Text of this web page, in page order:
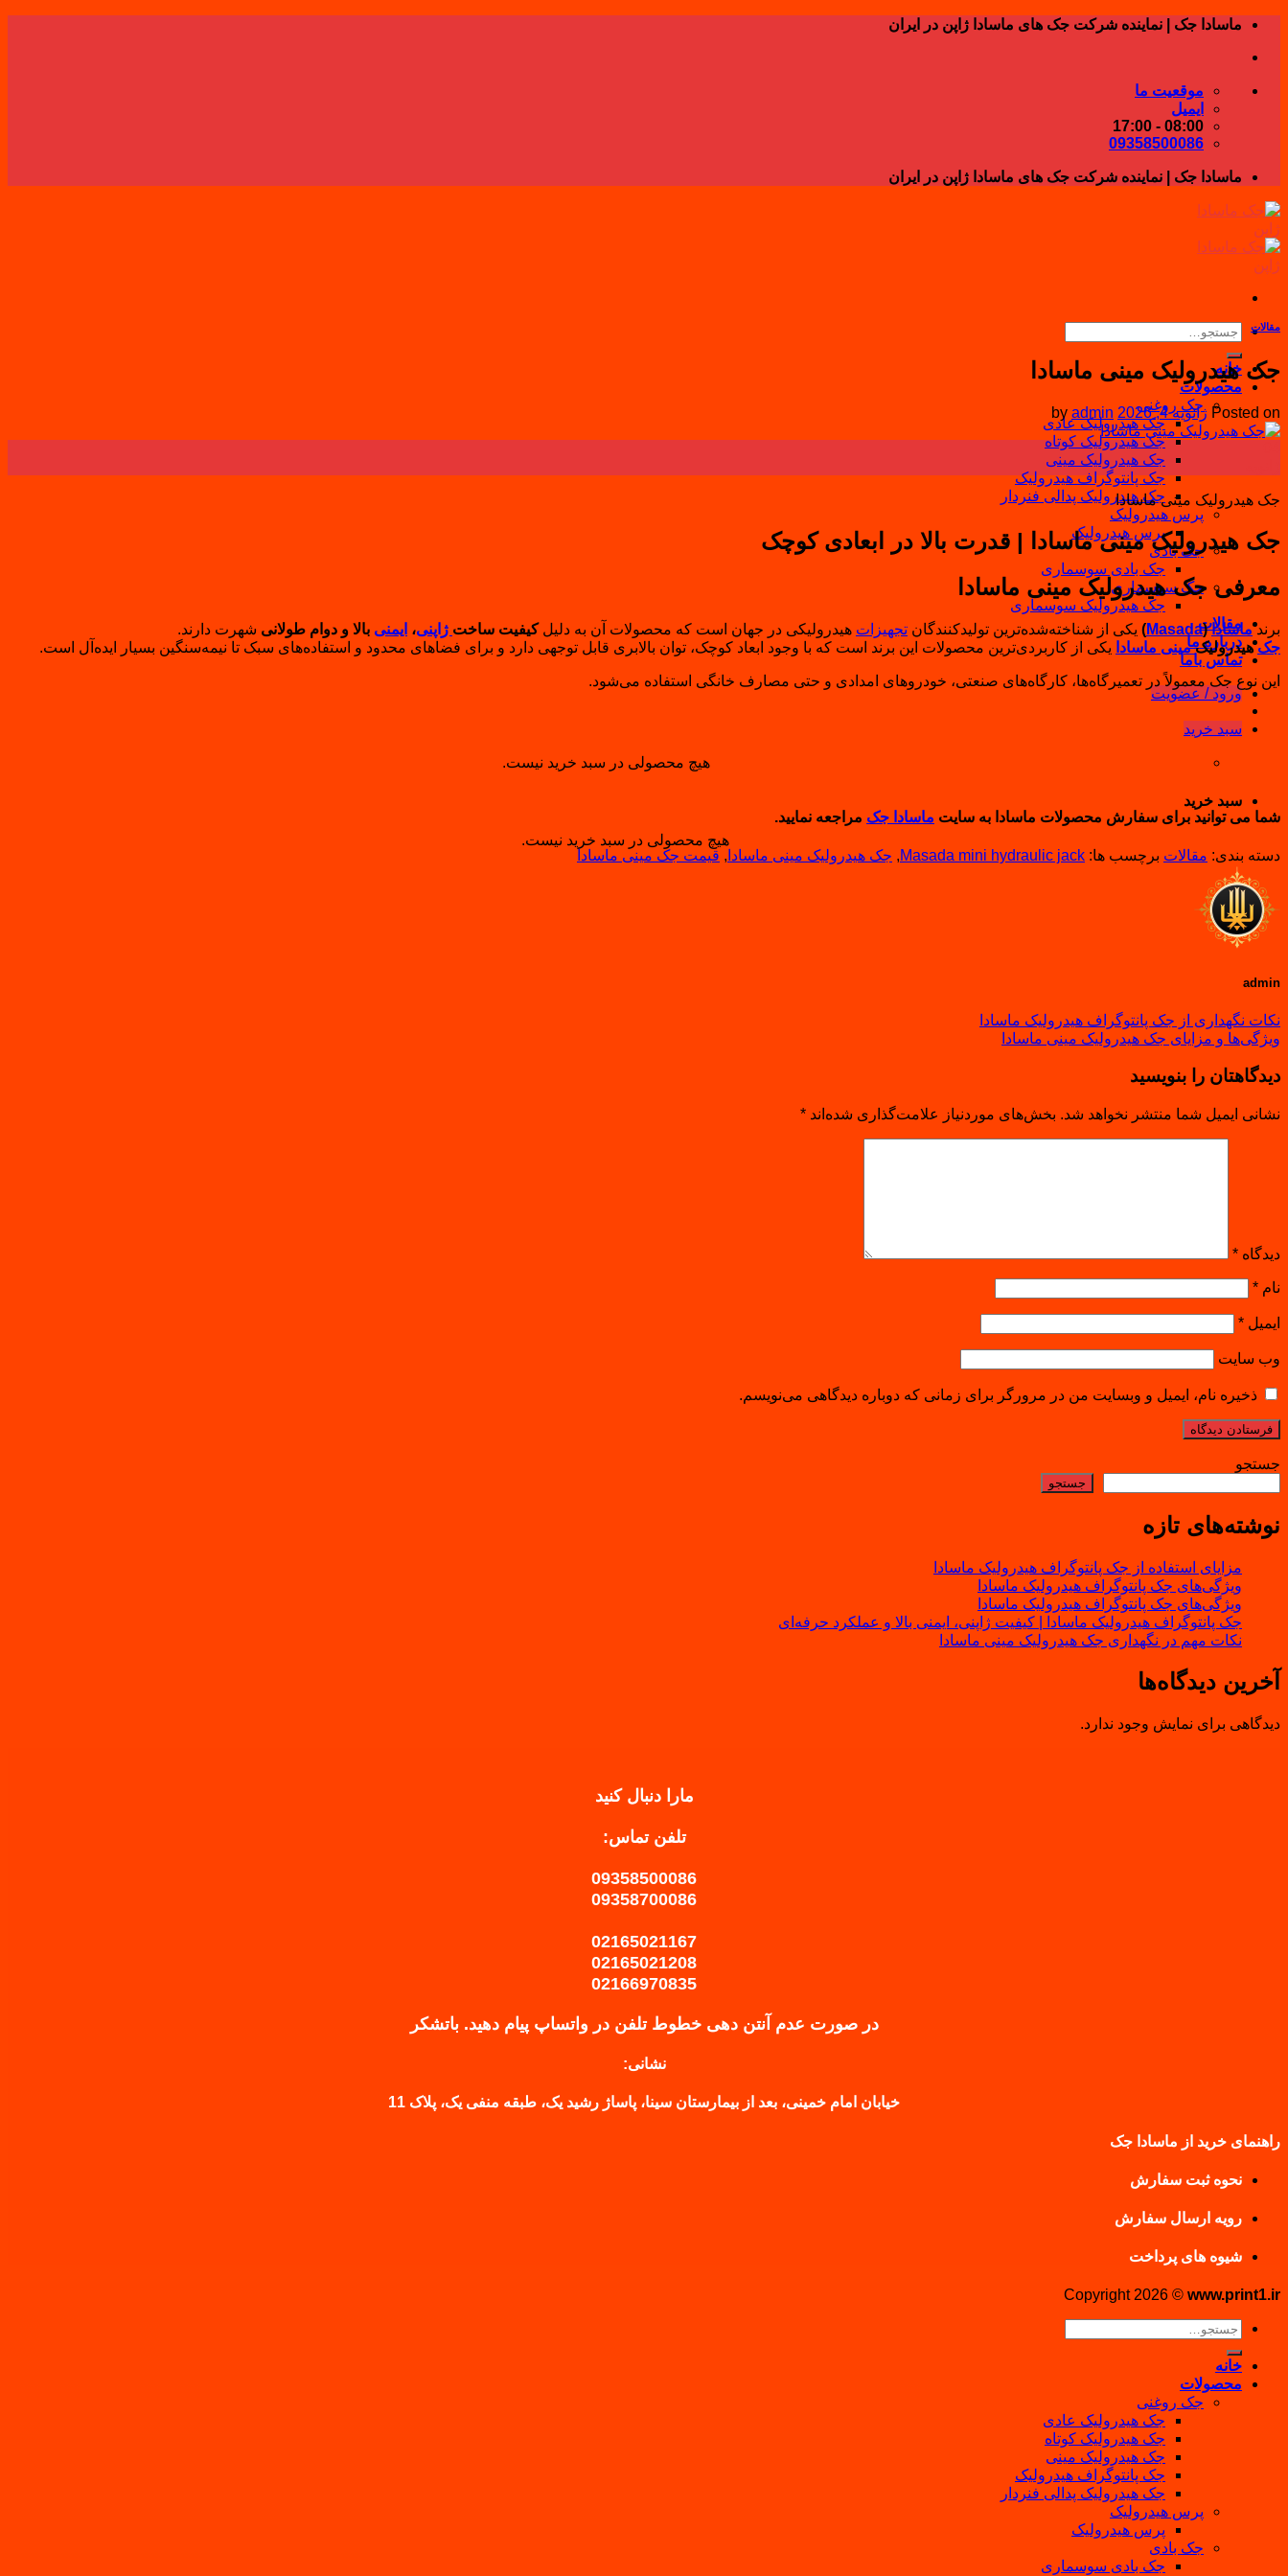
Skip
content
ماسادا جک | نماینده شرکت جک های ماسادا ژاپن در ایران
موقعیت ما
ایمیل
08:00 - 17:00
09358500086
ماسادا جک | نماینده شرکت جک های ماسادا ژاپن در ایران
جستجو
خانه
محصولات
جک روغنی
جک هیدرولیک عادی
جک هیدرولیک کوتاه
جک هیدرولیک مینی
جک پانتوگراف هیدرولیک
جک هیدرولیک پدالی فنردار
پرس هیدرولیک
پرس هیدرولیک
جک بادی
جک بادی سوسماری
جک سوسماری
جک هیدرولیک سوسماری
مقالات
درباره ما
تماس باما
ورود / عضویت
سبد خرید
هیچ محصولی در سبد خرید نیست.
سبد خرید
هیچ محصولی در سبد خرید نیست.
مقالات
جک هیدرولیک مینی ماسادا
Posted on ژانویه 4, 2026 by admin
جک هیدرولیک مینی ماسادا
جک هیدرولیک مینی ماسادا | قدرت بالا در ابعادی کوچک
معرفی جک هیدرولیک مینی ماسادا
برندماسادا(
Masada
) یکی از شناخته‌شده‌ترین تولیدکنندگان تجهیزات هیدرولیکی در جهان است که محصولات آن به دلیلکیفیت ساخت ژاپنی، ایمنی بالا و دوام طولانی شهرت دارند.
جکهیدرولیکمینی ماسادا یکی از کاربردی‌ترین محصولات این برند است که با وجود ابعاد کوچک، توان بالابری قابل توجهی دارد و برای فضاهای محدود و استفاده‌های سبک تا نیمه‌سنگین بسیار ایده‌آل است.
این نوع جک معمولاً در تعمیرگاه‌ها، کارگاه‌های صنعتی، خودروهای امدادی و حتی مصارف خانگی استفاده می‌شود.
شما می توانید برای سفارش محصولات ماسادا به سایت ماسادا جک مراجعه نمایید.
دسته بندی: مقالات برچسب ها: Masada mini hydraulic jack
, جک هیدرولیک مینی ماسادا , قیمت جک مینی ماسادا
admin
نکات نگهداری از جک پانتوگراف هیدرولیک ماسادا
ویژگی‌ها و مزایای جک هیدرولیک مینی ماسادا
دیدگاهتان را بنویسید
نشانی ایمیل شما منتشر نخواهد شد. بخش‌های موردنیاز علامت‌گذاری شده‌اند *
دیدگاه *
نام *
ایمیل *
وب‌ سایت
ذخیره نام، ایمیل و وبسایت من در مرورگر برای زمانی که دوباره دیدگاهی می‌نویسم.
جستجو
جستجو
نوشته‌های تازه
مزایای استفاده از جک پانتوگراف هیدرولیک ماسادا
ویژگی‌های جک پانتوگراف هیدرولیک ماسادا
ویژگی‌های جک پانتوگراف هیدرولیک ماسادا
جک پانتوگراف هیدرولیک ماسادا | کیفیت ژاپنی، ایمنی بالا و عملکرد حرفه‌ای
نکات مهم در نگهداری جک هیدرولیک مینی ماسادا
آخرین دیدگاه‌ها
دیدگاهی برای نمایش وجود ندارد.
مارا دنبال کنید
تلفن تماس:
09358500086
09358700086
02165021167
02165021208
02166970835
در صورت عدم آنتن دهی خطوط تلفن در واتساپ پیام دهید.باتشکر
نشانی:
خیابان امام خمینی، بعد از بیمارستان سینا، پاساژ رشید یک، طبقه منفی یک، پلاک 11
راهنمای خرید از ماسادا جک
نحوه ثبت سفارش
رویه ارسال سفارش
شیوه های پرداخت
Copyright 2026 © www.print1.ir
جستجو
خانه
محصولات
جک روغنی
جک هیدرولیک عادی
جک هیدرولیک کوتاه
جک هیدرولیک مینی
جک پانتوگراف هیدرولیک
جک هیدرولیک پدالی فنردار
پرس هیدرولیک
پرس هیدرولیک
جک بادی
جک بادی سوسماری